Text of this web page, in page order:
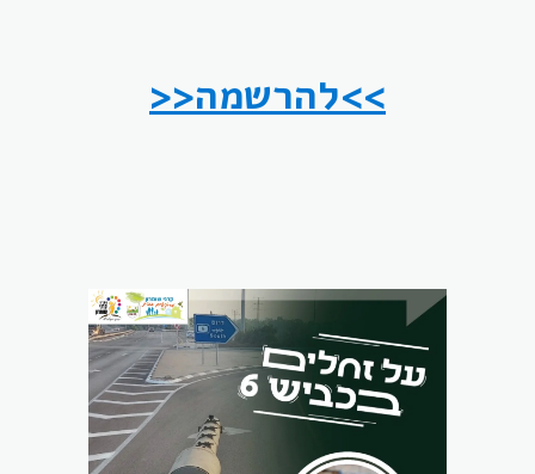
>>להרשמה<<